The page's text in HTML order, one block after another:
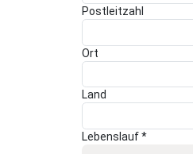
Postleitzahl
Ort
Land
Lebenslauf *